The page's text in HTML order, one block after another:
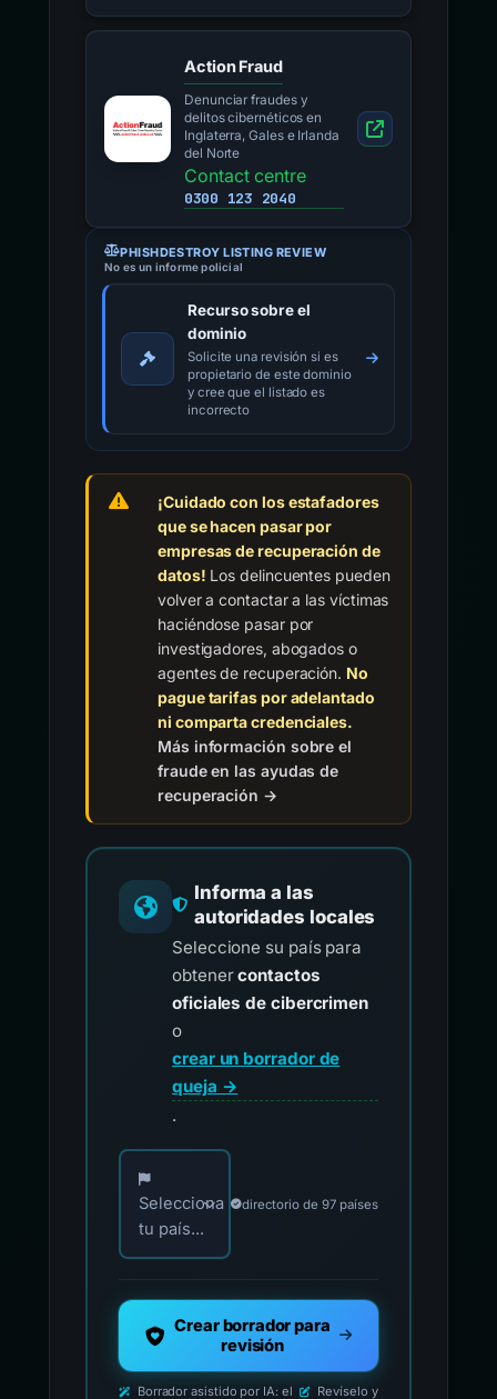
Action Fraud
Denunciar fraudes y
delitos cibernéticos en
Inglaterra, Gales e Irlanda
del Norte
Contact centre
0300 123 2040
PHISHDESTROY LISTING REVIEW
No es un informe policial
Recurso sobre el
dominio
Solicite una revisión si es
propietario de este dominio
y cree que el listado es
incorrecto
¡Cuidado con los estafadores
que se hacen pasar por
empresas de recuperación de
datos! Los delincuentes pueden
volver a contactar a las víctimas
haciéndose pasar por
investigadores, abogados o
agentes de recuperación. No
pague tarifas por adelantado
ni comparta credenciales.
Más información sobre el
fraude en las ayudas de
recuperación →
Informa a las
autoridades locales
Seleccione su país para
obtenercontactos
oficiales de cibercrimen
o
crear un borrador de
queja →
.
Elija su país para los contactos oficiales de
Selecciona
tu país...
directorio de 97 países
Crear borrador para
revisión
Borrador asistido por IA: el Revíselo y